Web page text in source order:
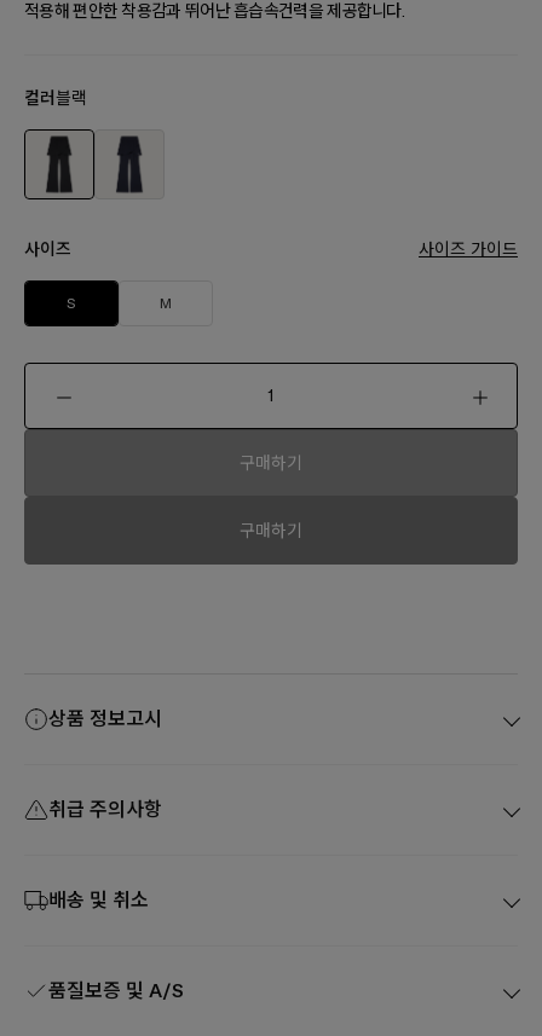
상품 정보고시
취급 주의사항
배송 및 취소
품질보증 및 A/S
적용해 편안한 착용감과 뛰어난 흡습속건력을 제공합니다.
컬러블랙
사이즈 사이즈 가이드
S M
구매하기
구매하기